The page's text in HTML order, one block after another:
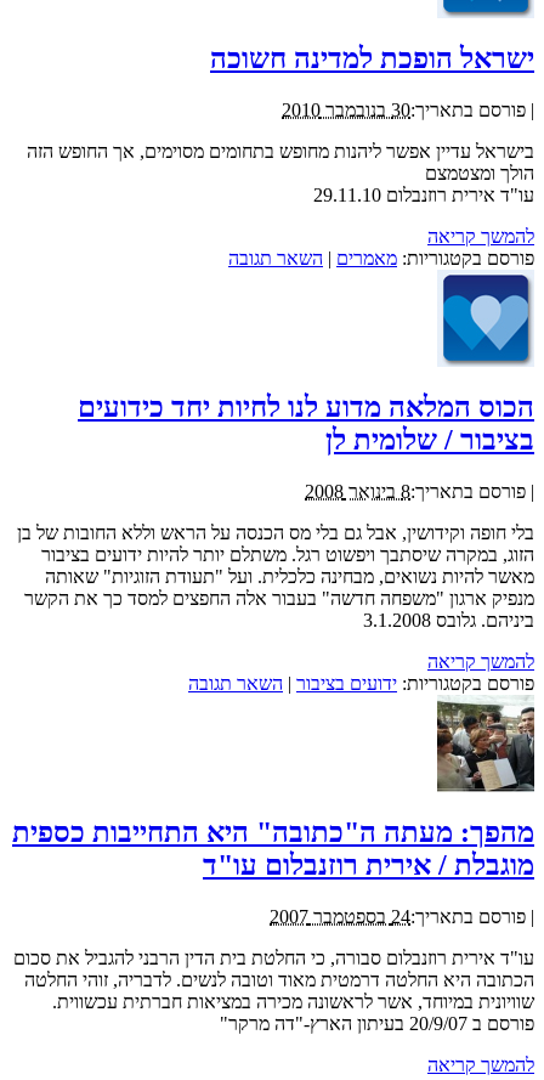
ישראל הופכת למדינה חשוכה
| פורסם בתאריך:30 בנובמבר 2010
בישראל עדיין אפשר ליהנות מחופש בתחומים מסוימים, אך החופש הזה
הולך ומצטמצם
עו"ד אירית רוזנבלום 29.11.10
להמשך קריאה
פורסם בקטגוריות: מאמרים | השאר תגובה
הכוס המלאה מדוע לנו לחיות יחד כידועים
בציבור / שלומית לן
| פורסם בתאריך:8 בינואר 2008
בלי חופה וקידושין, אבל גם בלי מס הכנסה על הראש וללא החובות של בן
הזוג, במקרה שיסתבך ויפשוט רגל. משתלם יותר להיות ידועים בציבור
מאשר להיות נשואים, מבחינה כלכלית. ועל "תעודת הזוגיות" שאותה
מנפיק ארגון "משפחה חדשה" בעבור אלה החפצים למסד כך את הקשר
ביניהם. גלובס 3.1.2008
להמשך קריאה
פורסם בקטגוריות: ידועים בציבור | השאר תגובה
מהפך: מעתה ה"כתובה" היא התחייבות כספית
מוגבלת / אירית רוזנבלום עו"ד
| פורסם בתאריך:24 בספטמבר 2007
עו"ד אירית רוזנבלום סבורה, כי החלטת בית הדין הרבני להגביל את סכום
הכתובה היא החלטה דרמטית מאוד וטובה לנשים. לדבריה, זוהי החלטה
שוויונית במיוחד, אשר לראשונה מכירה במציאות חברתית עכשווית.
פורסם ב 20/9/07 בעיתון הארץ-"דה מרקר"
להמשך קריאה